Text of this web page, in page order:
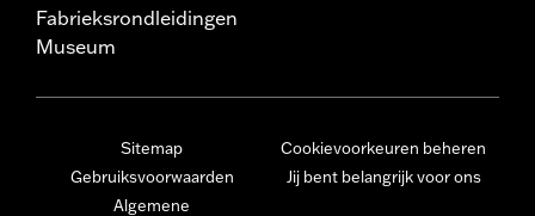
Fabrieksrondleidingen
Museum
Sitemap
Gebruiksvoorwaarden
Algemene
Cookievoorkeuren beheren
Jij bent belangrijk voor ons